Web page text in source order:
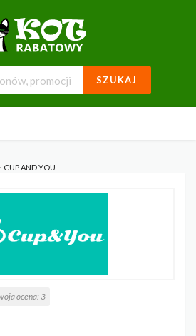
SZUKAJ
CUP AND YOU
ocena:3